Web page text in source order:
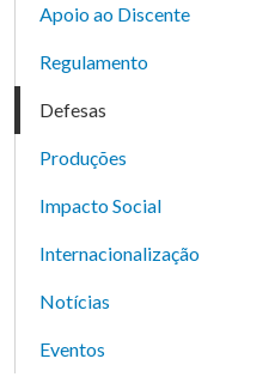
Apoio ao Discente
Regulamento
Defesas
Produções
Impacto Social
Internacionalização
Notícias
Eventos